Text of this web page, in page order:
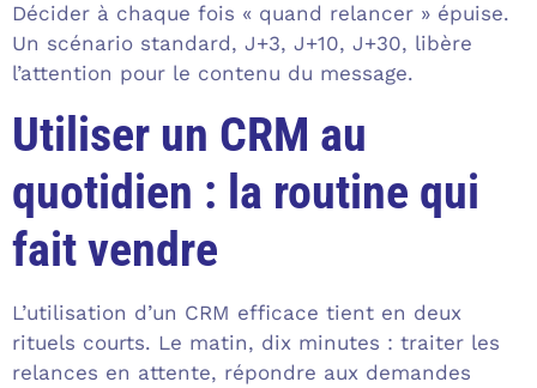
Décider à chaque fois « quand relancer » épuise.
Un scénario standard, J+3, J+10, J+30, libère
l’attention pour le contenu du message.
Utiliser un CRM au
quotidien : la routine qui
fait vendre
L’utilisation d’un CRM efficace tient en deux
rituels courts. Le matin, dix minutes : traiter les
relances en attente, répondre aux demandes